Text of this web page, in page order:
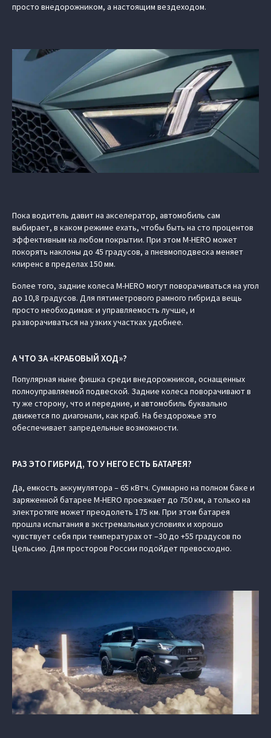
просто внедорожником, а настоящим вездеходом.
Пока водитель давит на акселератор, автомобиль сам
выбирает, в каком режиме ехать, чтобы быть на сто процентов
эффективным на любом покрытии. При этом M‑HERO может
покорять наклоны до 45 градусов, а пневмоподвеска меняет
клиренс в пределах 150 мм.
Более того, задние колеса M‑HERO могут поворачиваться на угол
до 10,8 градусов. Для пятиметрового рамного гибрида вещь
просто необходимая: и управляемость лучше, и
разворачиваться на узких участках удобнее.
А ЧТО ЗА «КРАБОВЫЙ ХОД»?
Популярная ныне фишка среди внедорожников, оснащенных
полноуправляемой подвеской. Задние колеса поворачивают в
ту же сторону, что и передние, и автомобиль буквально
движется по диагонали, как краб. На бездорожье это
обеспечивает запредельные возможности.
РАЗ ЭТО ГИБРИД, ТО У НЕГО ЕСТЬ БАТАРЕЯ?
Да, емкость аккумулятора – 65 кВтч. Суммарно на полном баке и
заряженной батарее M‑HERO проезжает до 750 км, а только на
электротяге может преодолеть 175 км. При этом батарея
прошла испытания в экстремальных условиях и хорошо
чувствует себя при температурах от –30 до +55 градусов по
Цельсию. Для просторов России подойдет превосходно.